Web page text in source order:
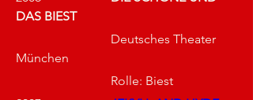
DAS BIEST
München
			Rolle: Biest